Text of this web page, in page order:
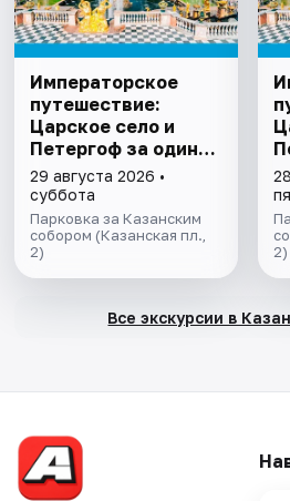
Императорское
путешествие:
Царское село и
Петергоф за один
день
29 августа 2026 •
суббота
Парковка за Казанским
собором (Казанская пл.,
2)
2)
Все экскурсии в